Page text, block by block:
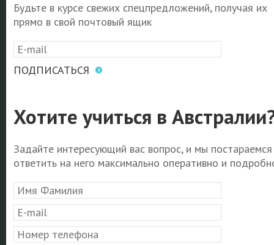
Будьте в курсе свежих спецпредложений, получая их
прямо в свой почтовый ящик
ПОДПИСАТЬСЯ
Хотите учиться в
Задайте интересующий вас вопрос, и мы постараемся
ответить на него максимально оперативно и